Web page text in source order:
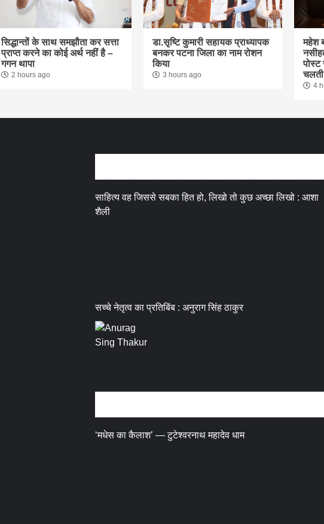
सिद्धान्तों के साथ समझौता कर सत्ता
प्राप्त करने का कोई अर्थ नहीं है –
गगन थापा
2 hours ago
डा.सृष्टि कुमारी सहायक प्राध्यापक
बनकर पटना जिला का नाम रोशन
किया
3 hours ago
महेश
4
साहित्य वह जिससे सबका हित हो, लिखो तो कुछ अच्छा लिखो : आशा
शैली
सच्चे नेतृत्व का प्रतिबिंब : अनुराग सिंह ठाकुर
‘मधेस का कैलाश’ — टुटेश्वरनाथ महादेव धाम